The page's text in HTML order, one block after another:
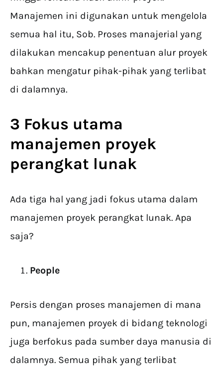
Manajemen ini digunakan untuk mengelola
semua hal itu, Sob. Proses manajerial yang
dilakukan mencakup penentuan alur proyek
bahkan mengatur pihak-pihak yang terlibat
di dalamnya.
3 Fokus utama
manajemen proyek
perangkat lunak
Ada tiga hal yang jadi fokus utama dalam
manajemen proyek perangkat lunak. Apa
saja?
People
Persis dengan proses manajemen di mana
pun, manajemen proyek di bidang teknologi
juga berfokus pada sumber daya manusia di
dalamnya. Semua pihak yang terlibat